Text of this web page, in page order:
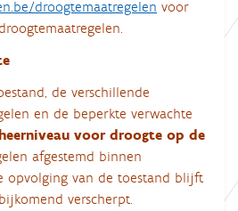
droogtemaatregelen voor
de verschillende
en de beperkte verwachte
voor droogte op de
afgestemd binnen
opvolging van de toestand blijft
verscherpt.